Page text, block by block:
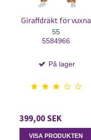
Giraffdräkt för vuxna
55
5584966
På lager
399,00 SEK
VISA PRODUKTEN